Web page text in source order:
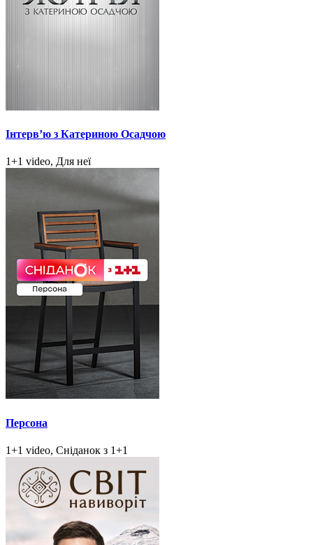
Інтерв’ю з Катериною Осадчою
1+1 video, Для неї
Персона
1+1 video, Сніданок з 1+1